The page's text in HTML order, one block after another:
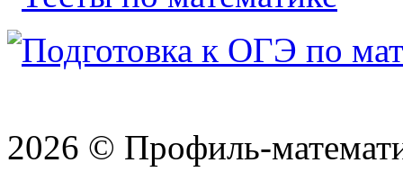
2026 © Профиль-